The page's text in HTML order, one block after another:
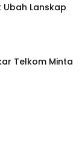
Lanskap
Telkom Minta